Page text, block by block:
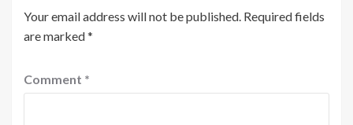
Your email address will not be published. Required fields
are marked*
Comment *